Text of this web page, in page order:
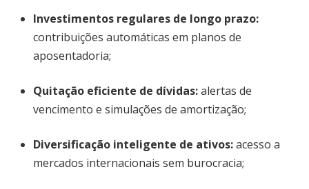
Investimentos regulares de longo prazo:
contribuições automáticas em planos de
aposentadoria;
Quitação eficiente de dívidas:alertas de
vencimento e simulações de amortização;
Diversificação inteligente de ativos:acesso a
mercados internacionais sem burocracia;